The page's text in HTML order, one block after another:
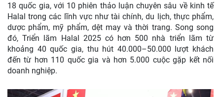
18 quốc gia, với 10 phiên thảo luận chuyên sâu về kinh tế
Halal trong các lĩnh vực như tài chính, du lịch, thực phẩm,
dược phẩm, mỹ phẩm, dệt may và thời trang. Song song
đó, Triển lãm Halal 2025 có hơn 500 nhà triển lãm từ
khoảng 40 quốc gia, thu hút 40.000–50.000 lượt khách
đến từ hơn 110 quốc gia và hơn 5.000 cuộc gặp kết nối
doanh nghiệp.